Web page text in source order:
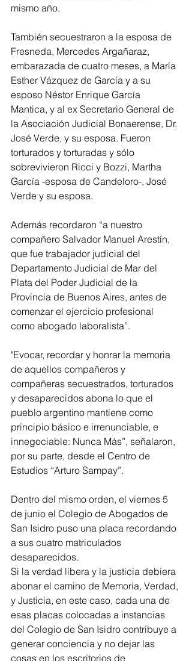
mismo año.
También secuestraron a la esposa de
Fresneda, Mercedes Argañaraz,
embarazada de cuatro meses, a María
Esther Vázquez de García y a su
esposo Néstor Enrique García
Mantica, y al ex Secretario General de
la Asociación Judicial Bonaerense, Dr.
José Verde, y su esposa. Fueron
torturados y torturadas y sólo
sobrevivieron Ricci y Bozzi, Martha
García -esposa de Candeloro-, José
Verde y su esposa.
Además recordaron “a nuestro
compañero Salvador Manuel Arestín,
que fue trabajador judicial del
Departamento Judicial de Mar del
Plata del Poder Judicial de la
Provincia de Buenos Aires, antes de
comenzar el ejercicio profesional
como abogado laboralista”.
"Evocar, recordar y honrar la memoria
de aquellos compañeros y
compañeras secuestrados, torturados
y desaparecidos abona lo que el
pueblo argentino mantiene como
principio básico e irrenunciable, e
innegociable: Nunca Más”, señalaron,
por su parte, desde el Centro de
Estudios “Arturo Sampay”.
Dentro del mismo orden, el viernes 5
de junio el Colegio de Abogados de
San Isidro puso una placa recordando
a sus cuatro matriculados
desaparecidos.
Si la verdad libera y la justicia debiera
abonar el camino de Memoria, Verdad,
y Justicia, en este caso, cada una de
esas placas colocadas a instancias
del Colegio de San Isidro contribuye a
generar conciencia y no dejar las
cosas en los escritorios de